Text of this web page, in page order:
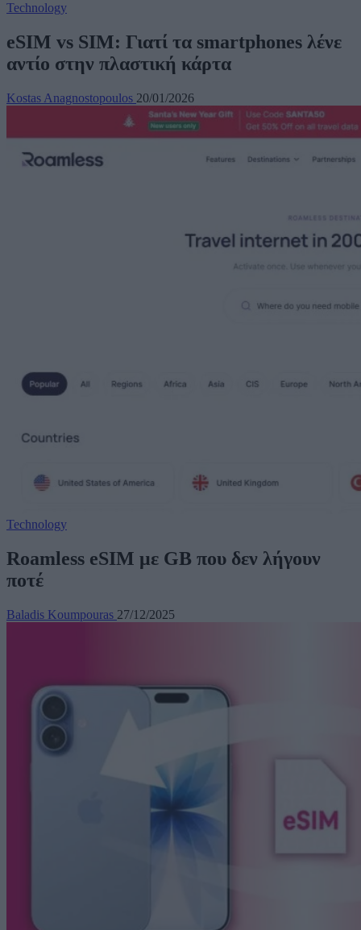
Technology
eSIM vs SIM: Γιατί τα smartphones λένε
αντίο στην πλαστική κάρτα
Kostas Anagnostopoulos 20/01/2026
Technology
Roamless eSIM με GB που δεν λήγουν
ποτέ
Baladis Koumpouras 27/12/2025